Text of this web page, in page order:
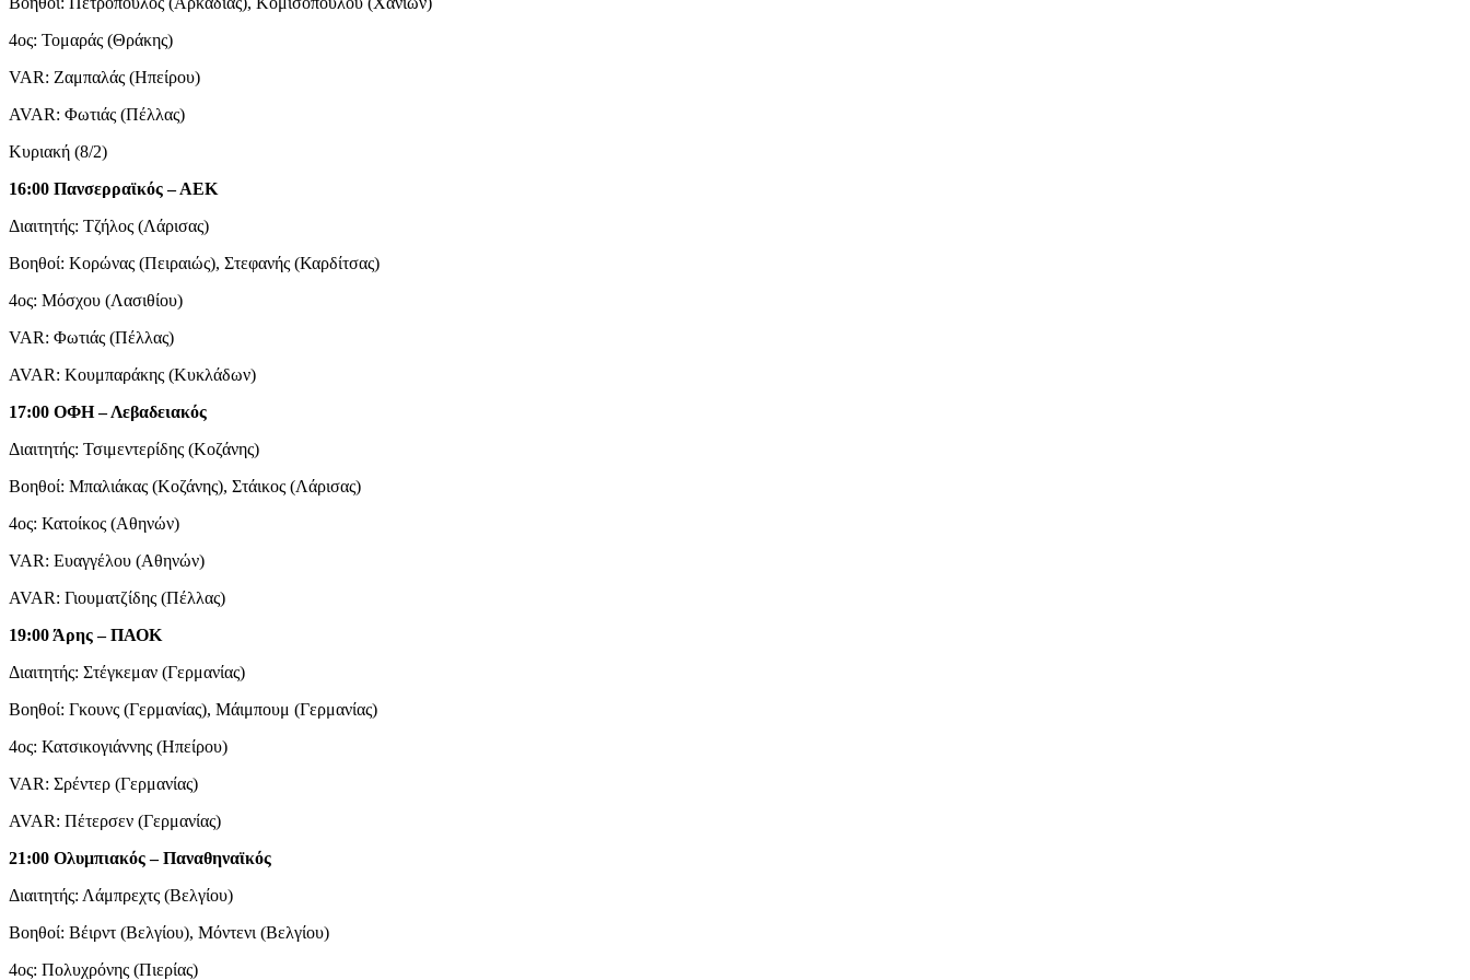
4ος: Τομαράς (Θράκης)
VAR: Ζαμπαλάς (Ηπείρου)
AVAR: Φωτιάς (Πέλλας)
Κυριακή (8/2)
16:00 Πανσερραϊκός – ΑΕΚ
Διαιτητής: Τζήλος (Λάρισας)
Βοηθοί: Κορώνας (Πειραιώς), Στεφανής (Καρδίτσας)
4ος: Μόσχου (Λασιθίου)
VAR: Φωτιάς (Πέλλας)
AVAR: Κουμπαράκης (Κυκλάδων)
17:00 ΟΦΗ – Λεβαδειακός
Διαιτητής: Τσιμεντερίδης (Κοζάνης)
Βοηθοί: Μπαλιάκας (Κοζάνης), Στάικος (Λάρισας)
4ος: Κατοίκος (Αθηνών)
VAR: Ευαγγέλου (Αθηνών)
AVAR: Γιουματζίδης (Πέλλας)
19:00 Άρης – ΠΑΟΚ
Διαιτητής: Στέγκεμαν (Γερμανίας)
Βοηθοί: Γκουνς (Γερμανίας), Μάιμπουμ (Γερμανίας)
4ος: Κατσικογιάννης (Ηπείρου)
VAR: Σρέντερ (Γερμανίας)
AVAR: Πέτερσεν (Γερμανίας)
21:00 Ολυμπιακός – Παναθηναϊκός
Διαιτητής: Λάμπρεχτς (Βελγίου)
Βοηθοί: Βέιρντ (Βελγίου), Μόντενι (Βελγίου)
4ος: Πολυχρόνης (Πιερίας)